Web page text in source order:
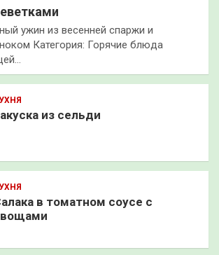
ужин из весенней спаржи и
Категория: Горячие блюда
из сельди
в томатном соусе с